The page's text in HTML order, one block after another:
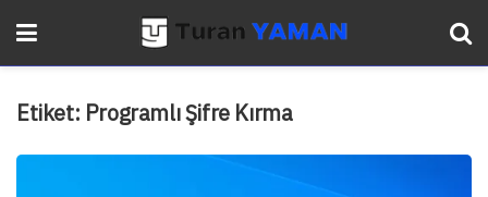
Etiket: Programlı Şifre Kırma